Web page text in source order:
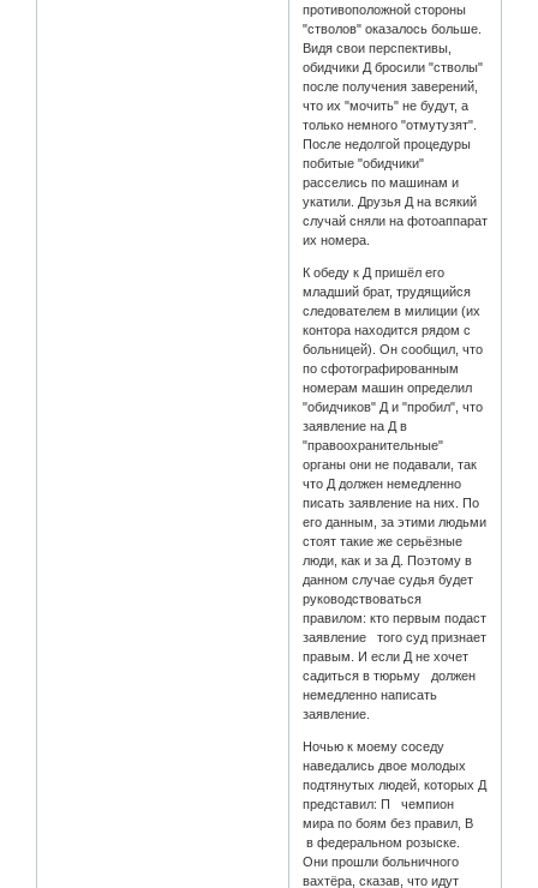
противоположной стороны
"стволов" оказалось больше.
Видя свои перспективы,
обидчики Д бросили "стволы"
после получения заверений,
что их "мочить" не будут, а
только немного "отмутузят".
После недолгой процедуры
побитые "обидчики"
расселись по машинам и
укатили. Друзья Д на всякий
случай сняли на фотоаппарат
их номера.
К обеду к Д пришёл его
младший брат, трудящийся
следователем в милиции (их
контора находится рядом с
больницей). Он сообщил, что
по сфотографированным
номерам машин определил
"обидчиков" Д и "пробил", что
заявление на Д в
"правоохранительные"
органы они не подавали, так
что Д должен немедленно
писать заявление на них. По
его данным, за этими людьми
стоят такие же серьёзные
люди, как и за Д. Поэтому в
данном случае судья будет
руководствоваться
правилом: кто первым подаст
заявление того суд признает
правым. И если Д не хочет
садиться в тюрьму должен
немедленно написать
заявление.
Ночью к моему соседу
наведались двое молодых
подтянутых людей, которых Д
представил: П чемпион
мира по боям без правил, В
в федеральном розыске.
Они прошли больничного
вахтёра, сказав, что идут